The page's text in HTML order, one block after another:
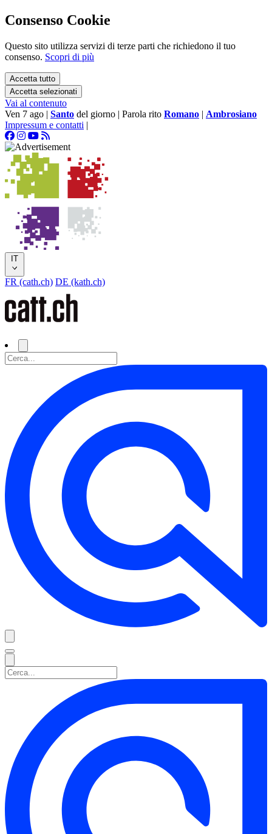
Consenso Cookie
Questo sito utilizza servizi di terze parti che richiedono il tuo
consenso. Scopri di più
Accetta tutto
Accetta selezionati
Vai al contenuto
Ven 7 ago | Santo del giorno | Parola rito Romano | Ambrosiano
Impressum e contatti |
IT
FR (cath.ch) DE (kath.ch)